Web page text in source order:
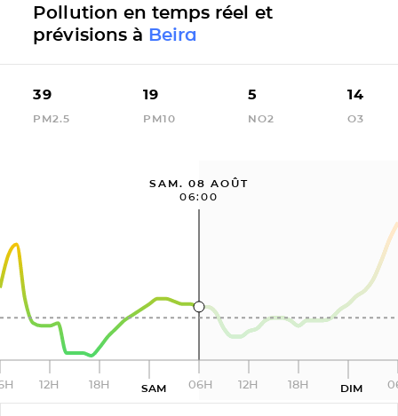
Pollution en temps réel et
prévisions à Beira
39
PM2.5
19
PM10
5
NO2
14
O3
SAM. 08 AOÛT
06:00
12H 18H SAM 06H 12H 18H DIM